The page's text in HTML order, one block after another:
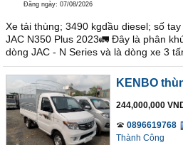
Đăng ngày: 07/08/2026
Xe tải thùng; 3490 kgdầu diesel; số
JAC N350 Plus 2023🚛 Đây là phân
dòng JAC - N Series và là dòng xe 3
KENBO
244,000,000
0896619768
Thành Công